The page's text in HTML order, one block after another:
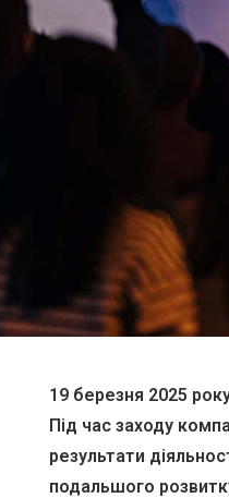
19 березня 2025
Під час заходу
результати
подальшого